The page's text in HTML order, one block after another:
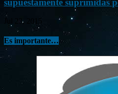
Jul 23, 2015
Es importante…